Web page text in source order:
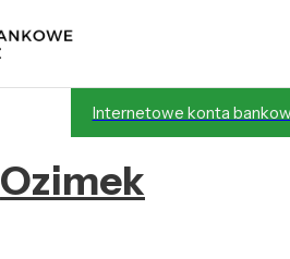
Internetowe konta
Ozimek